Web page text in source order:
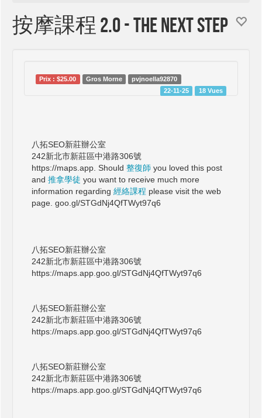
按摩課程 2.0 - The next Step
Prix : $25.00 Gros Morne
pvjnoella92870
22-11-25
18 Vues
八拓SEO新莊辦公室
242新北市新莊區中港路306號
https://maps.app. Should 整復師 you loved this post
and 推拿學徒 you want to receive much more
information regarding 經絡課程 please visit the web
page. goo.gl/STGdNj4QfTWyt97q6
八拓SEO新莊辦公室
242新北市新莊區中港路306號
https://maps.app.goo.gl/STGdNj4QfTWyt97q6
八拓SEO新莊辦公室
242新北市新莊區中港路306號
https://maps.app.goo.gl/STGdNj4QfTWyt97q6
八拓SEO新莊辦公室
242新北市新莊區中港路306號
https://maps.app.goo.gl/STGdNj4QfTWyt97q6